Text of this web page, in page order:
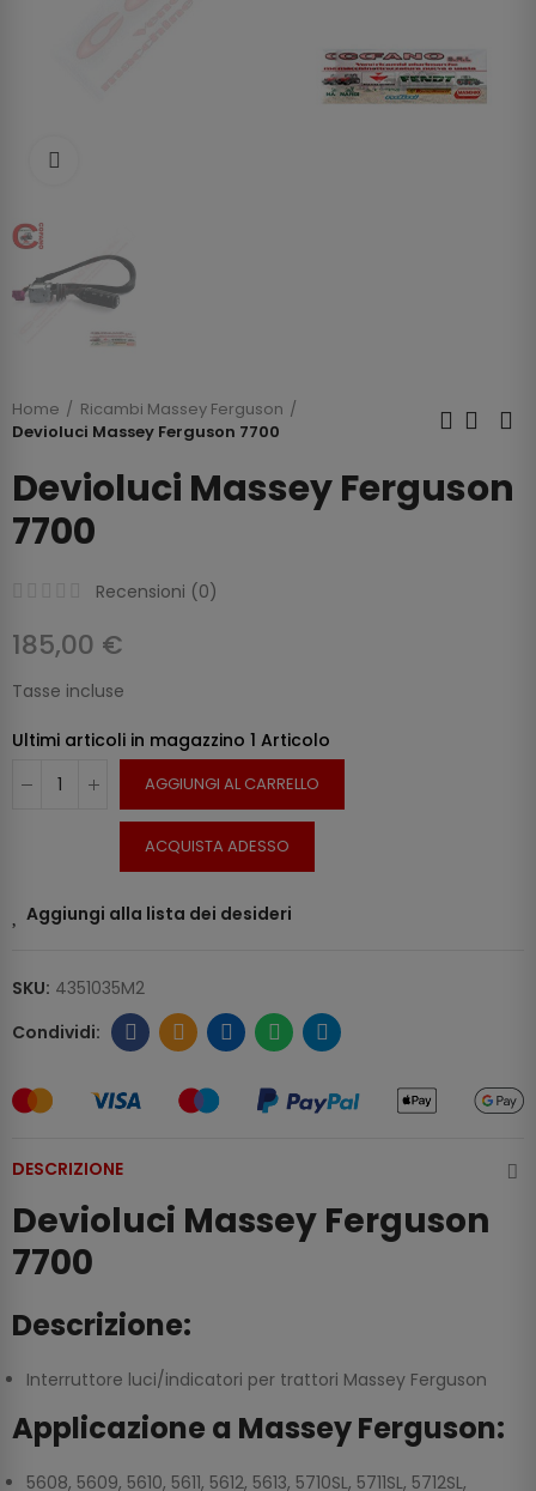
Home
Ricambi Massey Ferguson
Devioluci Massey Ferguson 7700
Devioluci Massey Ferguson
7700
Recensioni (0)
185,00 €
Tasse incluse
Ultimi articoli in magazzino 1 Articolo
AGGIUNGI AL CARRELLO
ACQUISTA ADESSO
Aggiungi alla lista dei desideri
SKU: 4351035M2
DESCRIZIONE
Devioluci Massey Ferguson
7700
Descrizione:
Interruttore luci/indicatori per trattori Massey Ferguson
Applicazione a Massey Ferguson:
5608, 5609, 5610, 5611, 5612, 5613, 5710SL, 5711SL, 5712SL,